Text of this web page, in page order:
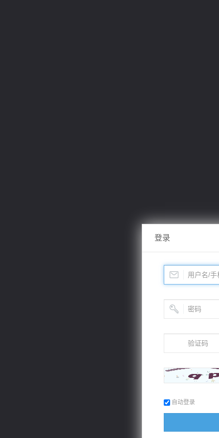
登录
自动登录